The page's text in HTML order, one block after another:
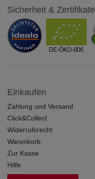
Sicherheit & Zertifikate
Einkaufen
Zahlung und Versand
Click&Collect
Widerrufsrecht
Warenkorb
Zur Kasse
Hilfe